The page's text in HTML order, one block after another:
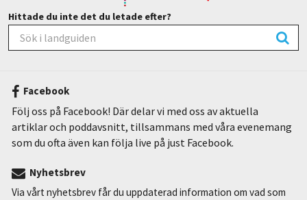
Hittade du inte det du letade efter?
Facebook
Följ oss på Facebook! Där delar vi med oss av aktuella
artiklar och poddavsnitt, tillsammans med våra evenemang
som du ofta även kan följa live på just Facebook.
Nyhetsbrev
Via vårt nyhetsbrev får du uppdaterad information om vad som